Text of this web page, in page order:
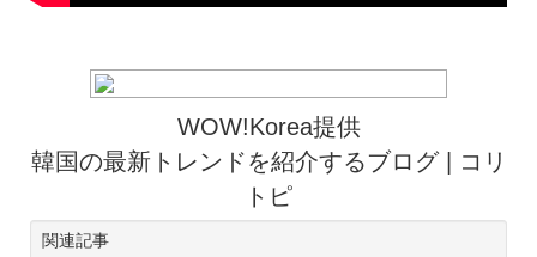
WOW!Korea提供
韓国の最新トレンドを紹介するブログ | コリ
トピ
関連記事